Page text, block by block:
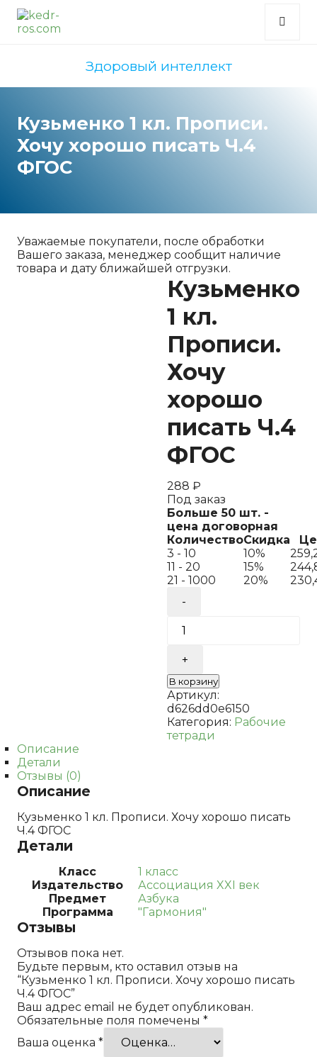
Здоровый интеллект
Кузьменко 1 кл. Прописи.
Хочу хорошо писать Ч.4
ФГОС
Уважаемые покупатели, после обработки
Вашего заказа, менеджер сообщит наличие
товара и дату ближайшей отгрузки.
Кузьменко
1 кл.
Прописи.
Хочу
хорошо
писать Ч.4
ФГОС
288 ₽
Под заказ
Больше 50 шт. -
цена договорная
КоличествоСкидка
3 - 10
10%
11 - 20
15%
21 - 1000
20%
Хочу
хорошо
писать
Ч.4
ФГОС
В корзину
Артикул:
d626dd0e6150
Категория: Рабочие
тетради
Описание
Детали
Отзывы (0)
Описание
Кузьменко 1 кл. Прописи. Хочу хорошо писать
Ч.4 ФГОС
Детали
Класс
1 класс
Издательство
Ассоциация XXI век
Предмет
Азбука
Программа
"Гармония"
Отзывы
Отзывов пока нет.
Будьте первым, кто оставил отзыв на
“Кузьменко 1 кл. Прописи. Хочу хорошо писать
Ч.4 ФГОС”
Ваш адрес email не будет опубликован.
Обязательные поля помечены *
Ваша оценка *